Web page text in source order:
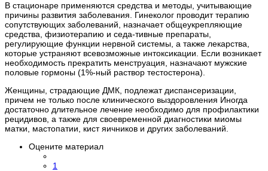
В стационаре применяются средства и методы, учитывающие
причины развития заболевания. Гинеколог проводит терапию
сопутствующих заболеваний, назначает общеукрепляющие
средства, физиотерапию и седа-тивные препараты,
регулирующие функции нервной системы, а также лекарства,
которые устраняют всевозможные интоксикации. Если возникает
необходимость прекратить менструация, назначают мужские
половые гормоны (1%-ный раствор тестостерона).
Женщины, страдающие ДМК, подлежат диспансеризации,
причем не только после клинического выздоровления Иногда
достаточно длительное лечение необходимо для профилактики
рецидивов, а также для своевременной диагностики миомы
матки, мастопатии, кист яичников и других заболеваний.
Оцените материал
1